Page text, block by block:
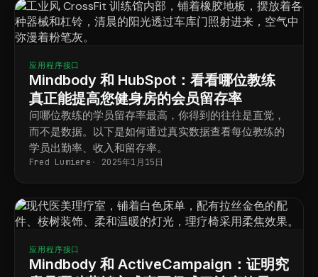
应用程序接口
Mindbody 和 HubSpot：看看哪位教练
真正能提高您健身房的会员留存率
问哪位教练的学员留存率最高，你得到的往往是直觉，
而不是数据。以下是如何通过真实数据查看每位教练的
学员出勤率、收入和留存率。
Fred Lumiere 2025年1月15日
应用程序接口
Mindbody 和 ActiveCampaign：证明究